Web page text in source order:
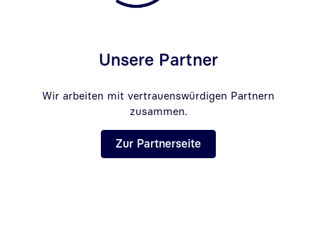
Unsere Partner
Wir arbeiten mit vertrauenswürdigen Partnern
zusammen.
Zur Partnerseite